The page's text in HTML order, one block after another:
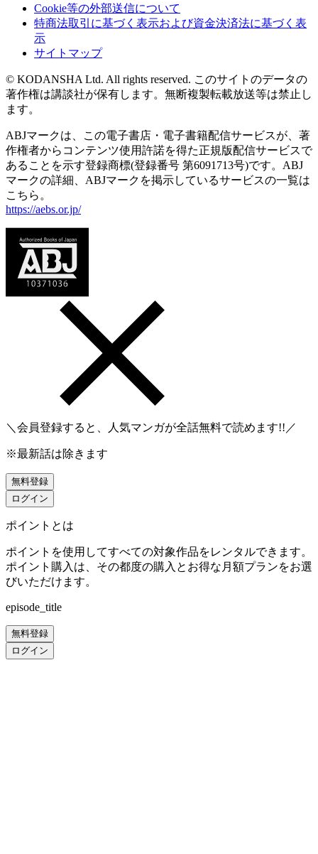
Cookie等の外部送信について
特商法取引に基づく表示および資金決済法に基づく表
示
サイトマップ
© KODANSHA Ltd. All rights reserved. このサイトのデータの
著作権は講談社が保有します。無断複製転載放送等は禁止し
ます。
ABJマークは、この電子書店・電子書籍配信サービスが、著
作権者からコンテンツ使用許諾を得た正規版配信サービスで
あることを示す登録商標(登録番号 第6091713号)です。ABJ
マークの詳細、ABJマークを掲示しているサービスの一覧は
こちら。
https://aebs.or.jp/
＼会員登録すると、人気マンガが全話無料で読めます!!／
※最新話は除きます
無料登録
ログイン
ポイントとは
ポイントを使用してすべての対象作品をレンタルできます。
ポイント購入は、その都度の購入とお得な月額プランをお選
びいただけます。
episode_title
無料登録
ログイン